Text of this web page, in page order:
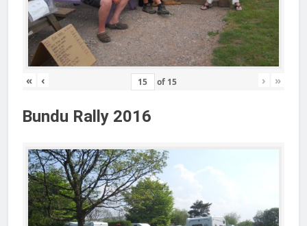
« ‹ of 15 › »
Bundu Rally 2016